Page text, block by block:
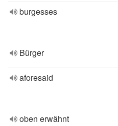
burgesses
Bürger
aforesaid
oben erwähnt